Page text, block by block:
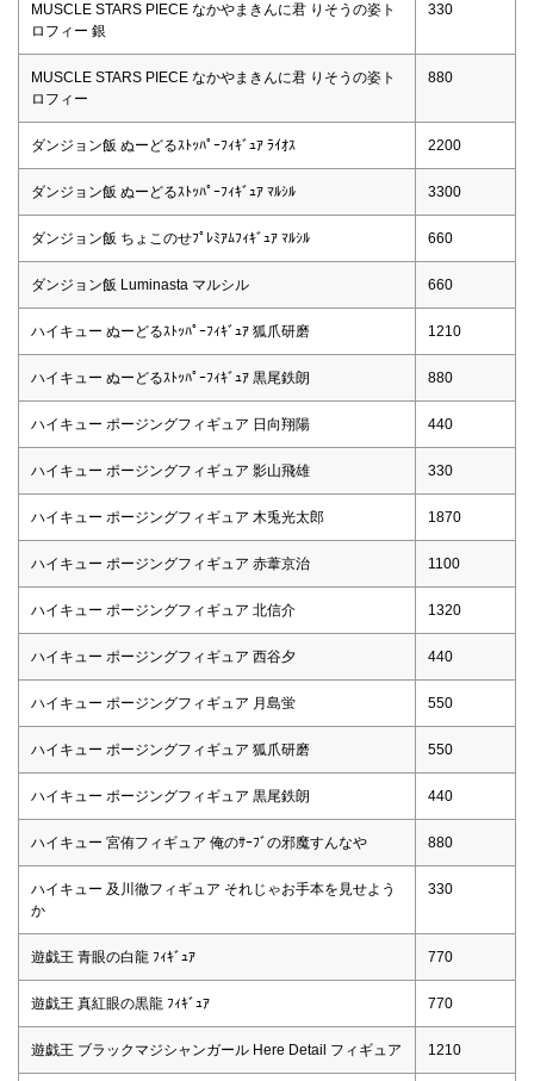
MUSCLE STARS PIECE なかやまきんに君 りそうの姿ト
ロフィー 銀
330
MUSCLE STARS PIECE なかやまきんに君 りそうの姿ト
ロフィー
880
ダンジョン飯 ぬーどるｽﾄｯﾊﾟｰﾌｨｷﾞｭｱ ﾗｲｵｽ 2200
ダンジョン飯 ぬーどるｽﾄｯﾊﾟｰﾌｨｷﾞｭｱ ﾏﾙｼﾙ 3300
ダンジョン飯 ちょこのせﾌﾟﾚﾐｱﾑﾌｨｷﾞｭｱ ﾏﾙｼﾙ 660
ダンジョン飯 Luminasta マルシル 660
ハイキュー ぬーどるｽﾄｯﾊﾟｰﾌｨｷﾞｭｱ 狐爪研磨 1210
ハイキュー ぬーどるｽﾄｯﾊﾟｰﾌｨｷﾞｭｱ 黒尾鉄朗 880
ハイキュー ポージングフィギュア 日向翔陽 440
ハイキュー ポージングフィギュア 影山飛雄 330
ハイキュー ポージングフィギュア 木兎光太郎 1870
ハイキュー ポージングフィギュア 赤葦京治 1100
ハイキュー ポージングフィギュア 北信介 1320
ハイキュー ポージングフィギュア 西谷夕 440
ハイキュー ポージングフィギュア 月島蛍 550
ハイキュー ポージングフィギュア 狐爪研磨 550
ハイキュー ポージングフィギュア 黒尾鉄朗 440
ハイキュー 宮侑フィギュア 俺のｻｰﾌﾞの邪魔すんなや 880
ハイキュー 及川徹フィギュア それじゃお手本を見せよう
か
330
遊戯王 青眼の白龍 ﾌｨｷﾞｭｱ 770
遊戯王 真紅眼の黒龍 ﾌｨｷﾞｭｱ 770
遊戯王 ブラックマジシャンガール Here Detail フィギュア 1210